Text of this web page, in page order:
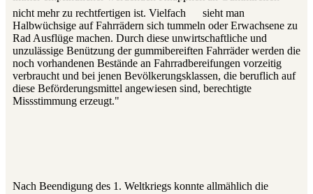
nicht mehr zu rechtfertigen ist. Vielfach
sieht man
Halbwüchsige auf Fahrrädern sich tummeln oder Erwachsene zu
Rad Ausflüge machen. Durch diese unwirtschaftliche und
unzulässige Benützung der gummibereiften Fahrräder werden die
noch vorhandenen Bestände an Fahrradbereifungen vorzeitig
verbraucht und bei jenen Bevölkerungsklassen, die beruflich auf
diese Beförderungsmittel angewiesen sind, berechtigte
Missstimmung erzeugt."
Nach Beendigung des 1. Weltkriegs konnte allmählich die